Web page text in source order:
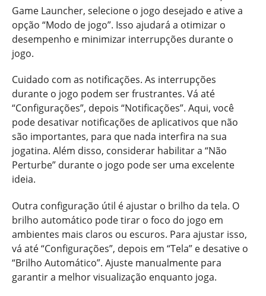
Game Launcher, selecione o jogo desejado e ative a
opção “Modo de jogo”. Isso ajudará a otimizar o
desempenho e minimizar interrupções durante o
jogo.
Cuidado com as notificações. As interrupções
durante o jogo podem ser frustrantes. Vá até
“Configurações”, depois “Notificações”. Aqui, você
pode desativar notificações de aplicativos que não
são importantes, para que nada interfira na sua
jogatina. Além disso, considerar habilitar a “Não
Perturbe” durante o jogo pode ser uma excelente
ideia.
Outra configuração útil é ajustar o brilho da tela. O
brilho automático pode tirar o foco do jogo em
ambientes mais claros ou escuros. Para ajustar isso,
vá até “Configurações”, depois em “Tela” e desative o
“Brilho Automático”. Ajuste manualmente para
garantir a melhor visualização enquanto joga.